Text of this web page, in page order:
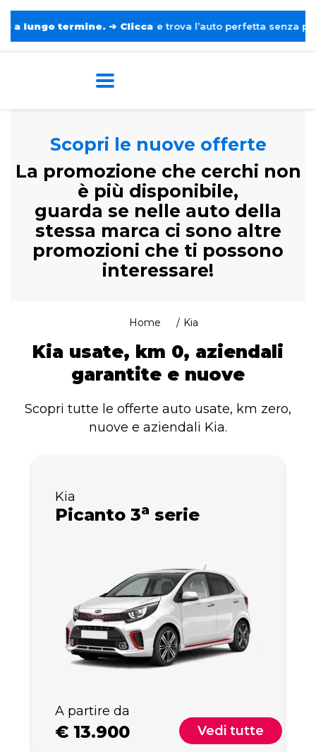
➔ Clicca e trova l’auto perfetta senza pensieri. ❤️
Scopri le nuove offerte
La promozione che cerchi non
è più disponibile,
guarda se nelle auto della
stessa marca ci sono altre
promozioni che ti possono
interessare!
Home Kia
Kia usate, km 0, aziendali
garantite e nuove
Scopri tutte le offerte auto usate, km zero,
nuove e aziendali Kia.
Kia
Picanto 3a serie
A partire da
€ 13.900 Vedi tutte